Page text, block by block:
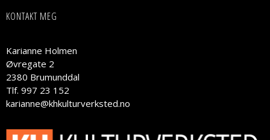
KONTAKT MEG
Karianne Holmen
Øvregate 2
2380 Brumunddal
Tlf. 997 23 152
karianne@khkulturverksted.no